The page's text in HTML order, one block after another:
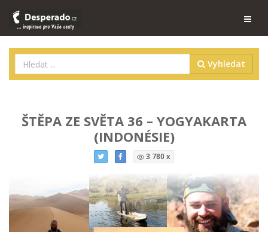
Vyhledat
ŠTĚPA ZE SVĚTA 36 – YOGYAKARTA
(INDONÉSIE)
3 780 x